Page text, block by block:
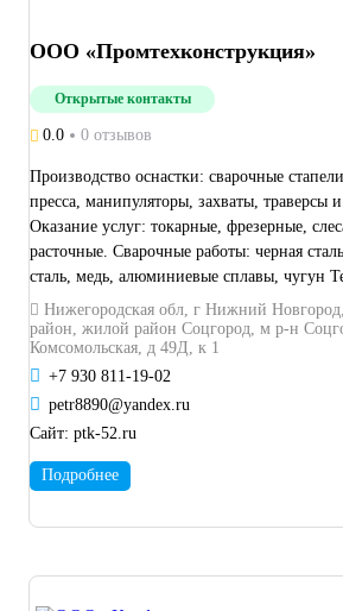
ООО «Промтехконструкция»
Открытые контакты
0.0 0 отзывов
Производство оснастки: сварочные
пресса, манипуляторы, захваты, траверсы
Оказание услуг: токарные, фрезерные,
расточные. Сварочные работы: черная
сталь, медь, алюминиевые сплавы, чугун
(габариты 400х400х400).
Нижегородская обл, г Нижний
район, жилой район Соцгород, м р-н
Комсомольская, д 49Д, к 1
+7 930 811-19-02
petr8890@yandex.ru
Сайт: ptk-52.ru
Подробнее